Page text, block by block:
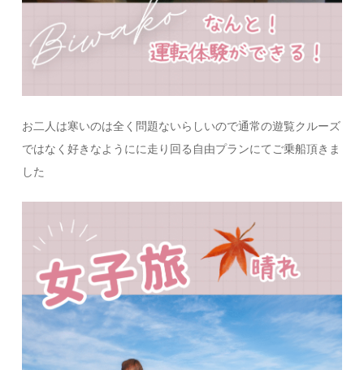
お二人は寒いのは全く問題ないらしいので通常の遊覧クルーズ
ではなく好きなようにに走り回る自由プランにてご乗船頂きま
した